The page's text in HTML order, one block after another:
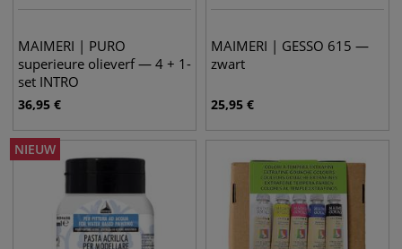
MAIMERI | PURO
superieure olieverf — 4 + 1-
set INTRO
36,95 €
MAIMERI | GESSO 615 —
zwart
25,95 €
NIEUW